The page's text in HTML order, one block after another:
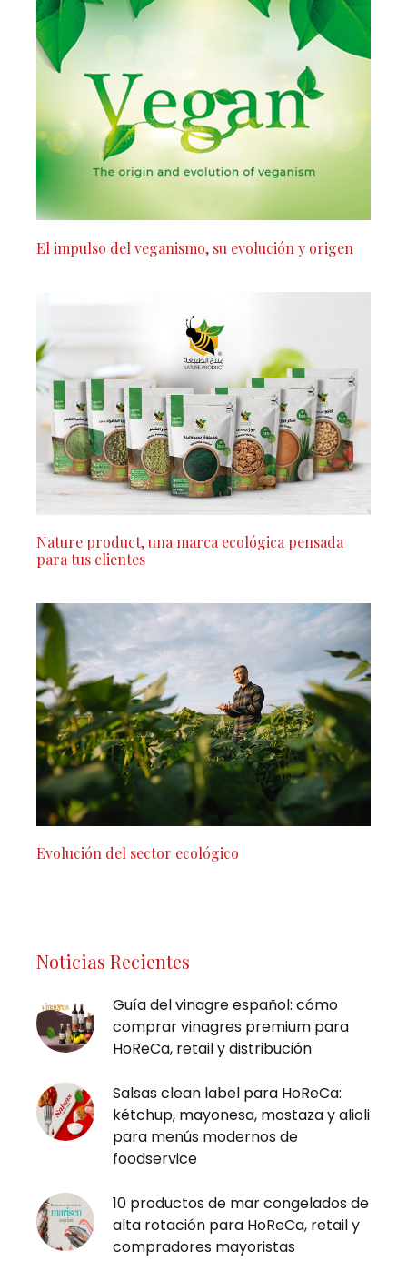
El impulso del veganismo, su evolución y origen
Nature product, una marca ecológica pensada
para tus clientes
Evolución del sector ecológico
Noticias Recientes
Guía del vinagre español: cómo
comprar vinagres premium para
HoReCa, retail y distribución
Salsas clean label para HoReCa:
kétchup, mayonesa, mostaza y alioli
para menús modernos de
foodservice
10 productos de mar congelados de
alta rotación para HoReCa, retail y
compradores mayoristas